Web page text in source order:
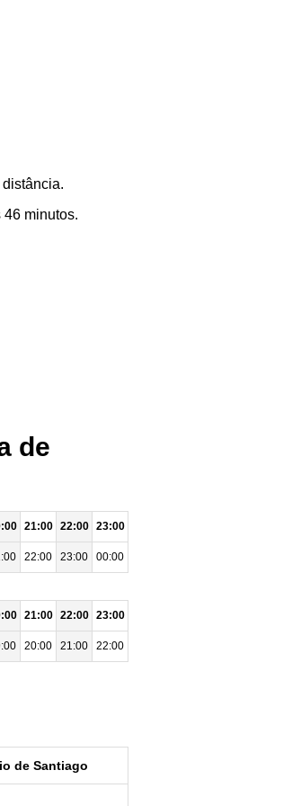
minutos.
de
21:00 22:00 23:00
22:00 23:00 00:00
21:00 22:00 23:00
20:00 21:00 22:00
de Santiago